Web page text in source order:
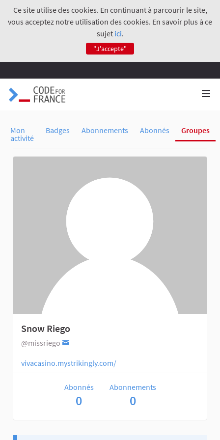
Ce site utilise des cookies. En continuant à parcourir le site,
vous acceptez notre utilisation des cookies. En savoir plus à ce
sujet ici.
"J'accepte"
Mon
activité
Badges Abonnements Abonnés Groupes
Snow Riego
@missriego
vivacasino.mystrikingly.com/
Abonnés
0
Abonnements
0